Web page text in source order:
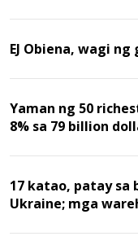
EJ Obiena, wagi
Yaman ng 50
8% sa 79 billion
17 katao, patay sa
Ukraine; mga